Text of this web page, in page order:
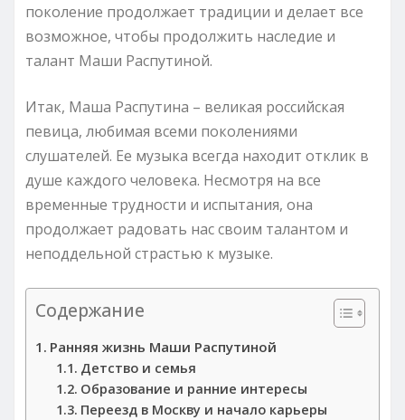
поколение продолжает традиции и делает все
возможное, чтобы продолжить наследие и
талант Маши Распутиной.
Итак, Маша Распутина – великая российская
певица, любимая всеми поколениями
слушателей. Ее музыка всегда находит отклик в
душе каждого человека. Несмотря на все
временные трудности и испытания, она
продолжает радовать нас своим талантом и
неподдельной страстью к музыке.
Содержание
Ранняя жизнь Маши Распутиной
Детство и семья
Образование и ранние интересы
Переезд в Москву и начало карьеры